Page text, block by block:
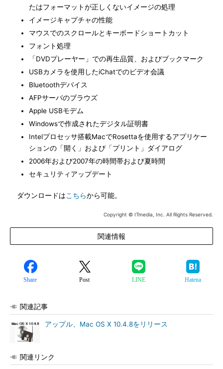
たはフォーマットが正しくないイメージの処理
イメージキャプチャの性能
マウスでのスクロールとキーボードショートカット
フォント処理
「DVDプレーヤー」での再生品質、およびブックマーク
USBカメラを使用したiChatでのビデオ会議
Bluetoothデバイス
AFPサーバのブラウズ
Apple USBモデム
Windowsで作成されたデジタル証明書
Intelプロセッサ搭載MacでRosettaを使用するアプリケー
ションの「開く」および「プリント」ダイアログ
2006年および2007年の時間帯および夏時間
セキュリティアップデート
ダウンロードはこちらから可能。
Copyright © ITmedia, Inc. All Rights Reserved.
関連情報
Share Post LINE Hatena
関連記事
アップル、Mac OS X 10.4.8をリリース
関連リンク